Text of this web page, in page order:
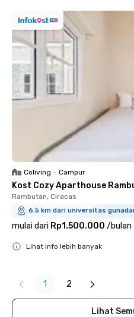
Coliving • Campur
Kost Cozy Aparthouse
Rambutan, Ciracas
6.5 km dari universitas
mulai dari Rp1.500.000 /bulan
Lihat info lebih banyak
1 2
Lihat